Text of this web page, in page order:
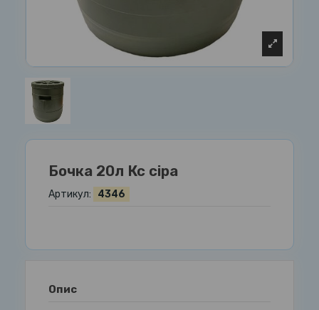
Бочка 20л Кс сіра
Артикул: 4346
Опис